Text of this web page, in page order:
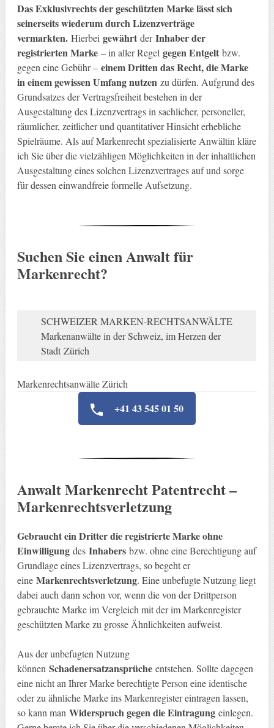
Das Exklusivrechts der geschützten Marke lässt sich
seinerseits wiederum durch Lizenzverträge
vermarkten.Hierbei gewährtderInhaber der
registrierten Marke– in aller Regel gegen Entgeltbzw.
gegen eine Gebühr – einem Dritten das Recht, die Marke
in einem gewissen Umfang nutzen zu dürfen. Aufgrund des
Grundsatzes der Vertragsfreiheit bestehen in der
Ausgestaltung des Lizenzvertrags in sachlicher, personeller,
räumlicher, zeitlicher und quantitativer Hinsicht erhebliche
Spielräume. Als auf Markenrecht spezialisierte Anwältin kläre
ich Sie über die vielzähligen Möglichkeiten in der inhaltlichen
Ausgestaltung eines solchen Lizenzvertrages auf und sorge
für dessen einwandfreie formelle Aufsetzung.
Suchen Sie einen Anwalt für
Markenrecht?
SCHWEIZER MARKEN-RECHTSANWÄLTE
Markenanwälte in der Schweiz, im Herzen der
Stadt Zürich
Markenrechtsanwälte Zürich
+41 43 545 01 50
Anwalt Markenrecht Patentrecht –
Markenrechtsverletzung
Gebraucht ein Dritter die registrierte Marke ohne
Einwilligungdes Inhabersbzw. ohne eine Berechtigung auf
Grundlage eines Lizenzvertrags, so begeht er
eine Markenrechtsverletzung. Eine unbefugte Nutzung liegt
dabei auch dann schon vor, wenn die von der Drittperson
gebrauchte Marke im Vergleich mit der im Markenregister
geschützten Marke zu grosse Ähnlichkeiten aufweist.
Aus der unbefugten Nutzung
können Schadenersatzansprüche entstehen. Sollte dagegen
eine nicht an Ihrer Marke berechtigte Person eine identische
oder zu ähnliche Marke ins Markenregister eintragen lassen,
so kann man Widerspruch gegen die Eintragungeinlegen.